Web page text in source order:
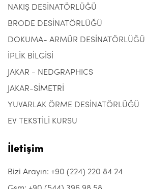
NAKIŞ DESİNATÖRLÜĞÜ
BRODE DESİNATÖRLÜĞÜ
DOKUMA- ARMÜR DESİNATÖRLÜĞÜ
İPLİK BİLGİSİ
JAKAR - NEDGRAPHICS
JAKAR-SİMETRİ
YUVARLAK ÖRME DESİNATÖRLÜĞÜ
EV TEKSTİLİ KURSU
İletişim
Bizi Arayın: +90 (224) 220 84 24